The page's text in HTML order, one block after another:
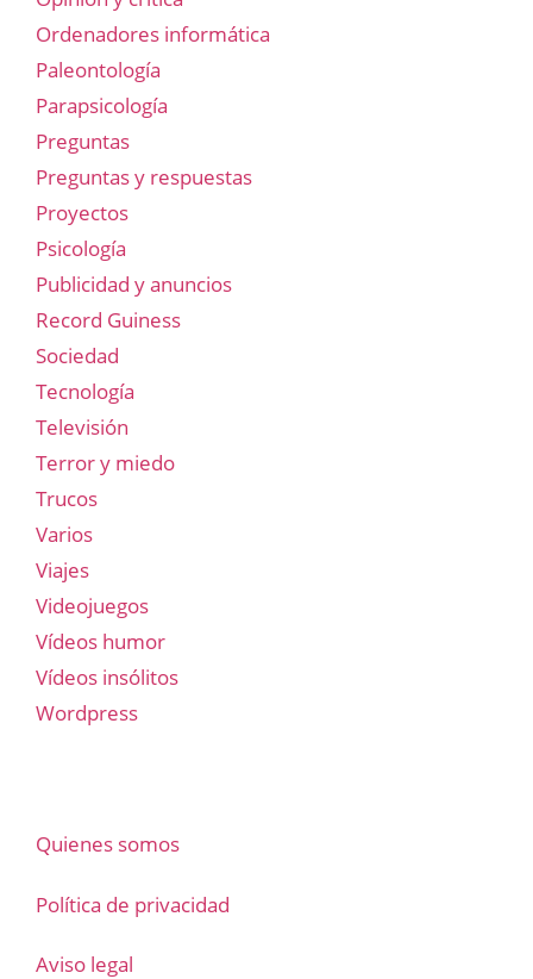
Ordenadores informática
Paleontología
Parapsicología
Preguntas
Preguntas y respuestas
Proyectos
Psicología
Publicidad y anuncios
Record Guiness
Sociedad
Tecnología
Televisión
Terror y miedo
Trucos
Varios
Viajes
Videojuegos
Vídeos humor
Vídeos insólitos
Wordpress
Quienes somos
Política de privacidad
Aviso legal